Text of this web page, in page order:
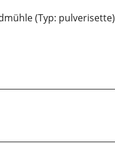
(Typ: pulverisette)